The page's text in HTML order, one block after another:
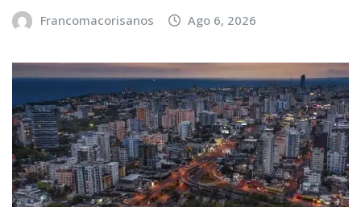
Francomacorisanos Ago 6, 2026